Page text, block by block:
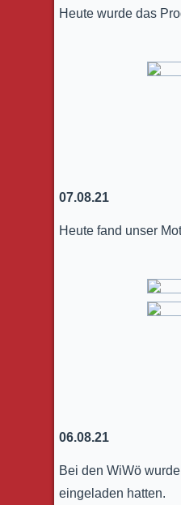
Heute wurde das
07.08.21
Heute fand unser
06.08.21
Bei den WiWö
eingeladen hatten.